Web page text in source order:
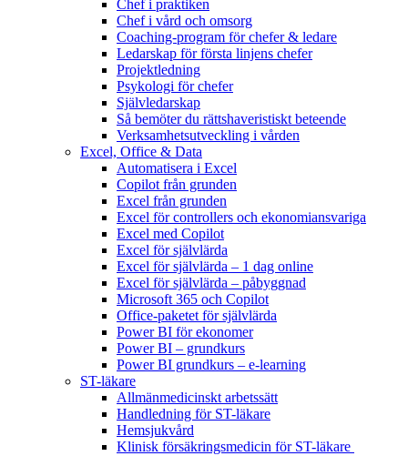
Chef i praktiken
Chef i vård och omsorg
Coaching-program för chefer & ledare
Ledarskap för första linjens chefer
Projektledning
Psykologi för chefer
Självledarskap
Så bemöter du rättshaveristiskt beteende
Verksamhetsutveckling i vården
Excel, Office & Data
Automatisera i Excel
Copilot från grunden
Excel från grunden
Excel för controllers och ekonomiansvariga
Excel med Copilot
Excel för självlärda
Excel för självlärda – 1 dag online
Excel för självlärda – påbyggnad
Microsoft 365 och Copilot
Office-paketet för självlärda
Power BI för ekonomer
Power BI – grundkurs
Power BI grundkurs – e-learning
ST-läkare
Allmänmedicinskt arbetssätt
Handledning för ST-läkare
Hemsjukvård
Klinisk försäkringsmedicin för ST-läkare